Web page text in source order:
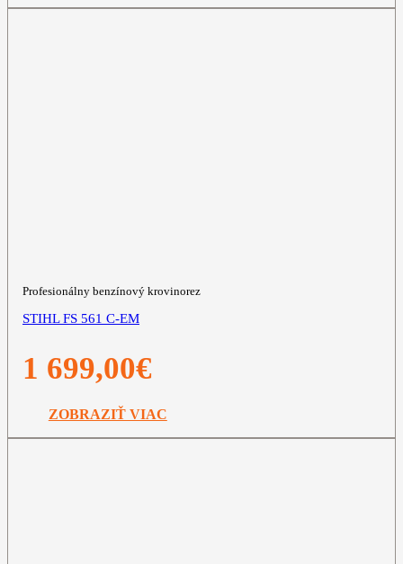
Profesionálny benzínový krovinorez
STIHL FS 561 C-EM
1 699,00€
ZOBRAZIŤ VIAC